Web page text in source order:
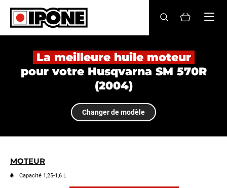
Ipone
HUILES MOTEUR
ENTRETIEN
MAINTENANCE
Revendeurs
La meilleure huile moteur
pour votre Husqvarna SM 570R
(2004)
Changer de modèle
MOTEUR
Capacité 1,25-1,6 L